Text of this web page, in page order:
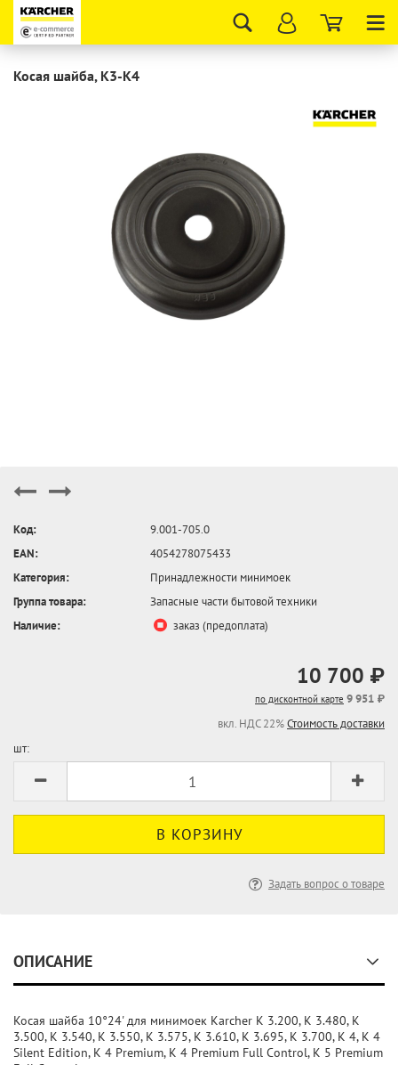
Косая шайба, K3-K4
Код:
9.001-705.0
EAN:
4054278075433
Категория:
Принадлежности минимоек
Группа товара:
Запасные части бытовой техники
Наличие:
заказ (предоплата)
10 700 ₽
по дисконтной карте 9 951 ₽
вкл. НДС 22%Стоимость доставки
шт:
Задать вопрос о товаре
ОПИСАНИЕ
Косая шайба 10°24' для минимоек Karcher K 3.200, K 3.480, K
3.500, K 3.540, K 3.550, K 3.575, K 3.610, K 3.695, K 3.700, K 4, K 4
Silent Edition, K 4 Premium, K 4 Premium Full Control, K 5 Premium